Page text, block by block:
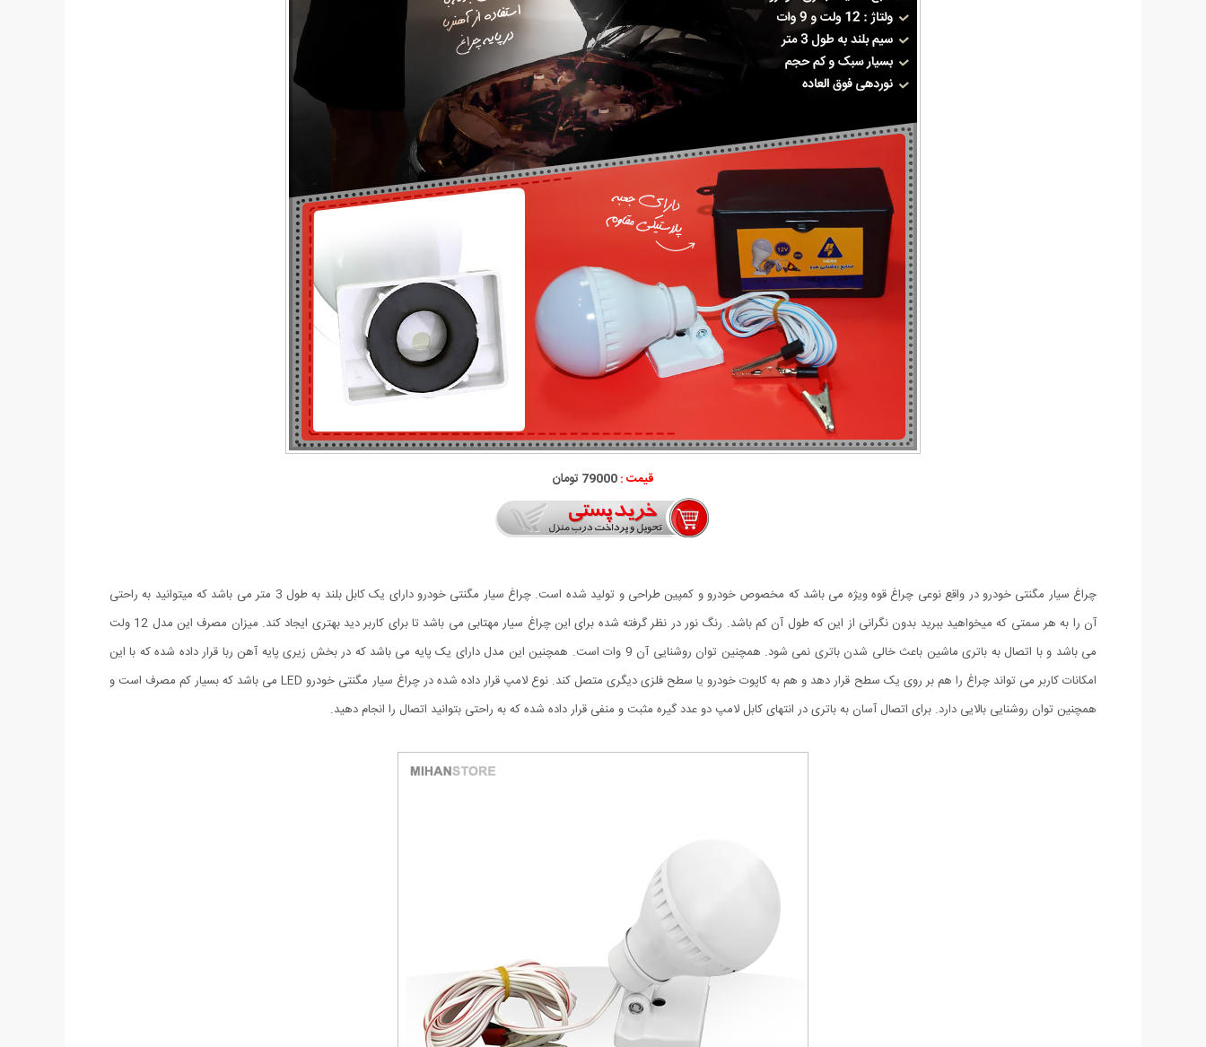
قیمت :79000 تومان
چراغ سیار مگنتی خودرو در واقع نوعی چراغ قوه ویژه می باشد که مخصوص خودرو و کمپین طراحی و تولید شده است. چراغ سیار مگنتی خودرو دارای یک کابل بلند به طول 3 متر می باشد که میتوانید به راحتی
آن را به هر سمتی که میخواهید ببرید بدون نگرانی از این که طول آن کم باشد. رنگ نور در نظر گرفته شده برای این چراغ سیار مهتابی می باشد تا برای کاربر دید بهتری ایجاد کند. میزان مصرف این مدل 12 ولت
می باشد و با اتصال به باتری ماشین باعث خالی شدن باتری نمی شود. همچنین توان روشنایی آن 9 وات است. همچنین این مدل دارای یک پایه می باشد که در بخش زیری پایه آهن ربا قرار داده شده که با این
امکانات کاربر می تواند چراغ را هم بر روی یک سطح قرار دهد و هم به کاپوت خودرو یا سطح فلزی دیگری متصل کند. نوع لامپ قرار داده شده در چراغ سیار مگنتی خودرو LED می باشد که بسیار کم مصرف است و
همچنین توان روشنایی بالایی دارد. برای اتصال آسان به باتری در انتهای کابل لامپ دو عدد گیره مثبت و منفی قرار داده شده که به راحتی بتوانید اتصال را انجام دهید.